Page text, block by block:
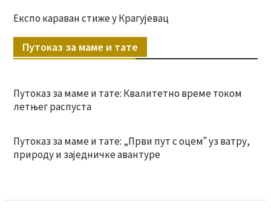
Експо караван стиже у Крагујевац
Путоказ за маме и тате
Путоказ за маме и тате: Квалитетно време током
летњег распуста
Путоказ за маме и тате: „Први пут с оцемˮ уз ватру,
природу и заједничке авантуре